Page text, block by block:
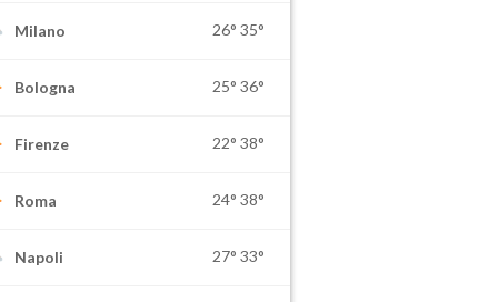
Milano 26° 35°
Bologna 25° 36°
Firenze 22° 38°
Roma 24° 38°
Napoli 27° 33°